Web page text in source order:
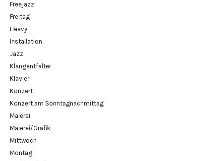
Freejazz
Freitag
Heavy
Installation
Jazz
Klangentfalter
Klavier
Konzert
Konzert am Sonntagnachmittag
Malerei
Malerei/Grafik
Mittwoch
Montag